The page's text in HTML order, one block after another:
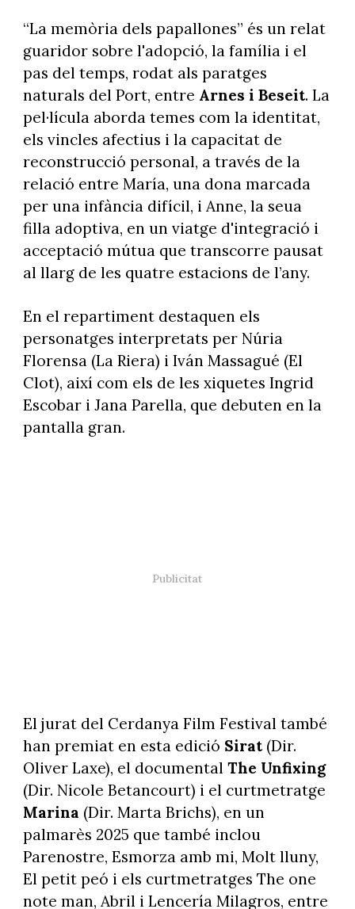
“La memòria dels papallones” és un relat
guaridor sobre l'adopció, la família i el
pas del temps, rodat als paratges
naturals del Port, entre Arnes i Beseit. La
pel·lícula aborda temes com la identitat,
els vincles afectius i la capacitat de
reconstrucció personal, a través de la
relació entre María, una dona marcada
per una infància difícil, i Anne, la seua
filla adoptiva, en un viatge d'integració i
acceptació mútua que transcorre pausat
al llarg de les quatre estacions de l’any.
En el repartiment destaquen els
personatges interpretats per Núria
Florensa (La Riera) i Iván Massagué (El
Clot), així com els de les xiquetes Ingrid
Escobar i Jana Parella, que debuten en la
pantalla gran.
El jurat del Cerdanya Film Festival també
han premiat en esta edició Sirat(Dir.
Oliver Laxe), el documental The Unfixing
(Dir. Nicole Betancourt) i el curtmetratge
Marina (Dir. Marta Brichs), en un
palmarès 2025 que també inclou
Parenostre, Esmorza amb mi, Molt lluny,
El petit peó i els curtmetratges The one
note man, Abril i Lencería Milagros, entre